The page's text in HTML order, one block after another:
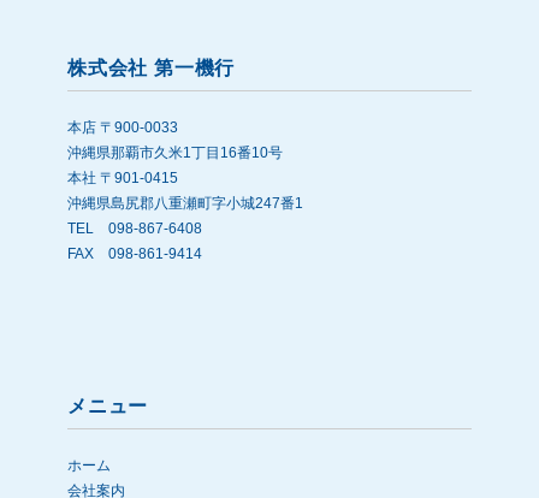
株式会社 第一機行
本店 〒900-0033
沖縄県那覇市久米1丁目16番10号
本社 〒901-0415
沖縄県島尻郡八重瀬町字小城247番1
TEL 098-867-6408
FAX 098-861-9414
メニュー
ホーム
会社案内